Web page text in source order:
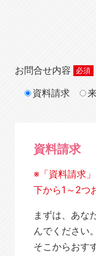
お問合せ内容
資料請求
資料請求
※「資料請求
下から1～2つ
まずは、あな
んでください。
そこからおす